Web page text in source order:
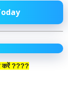
करें ????